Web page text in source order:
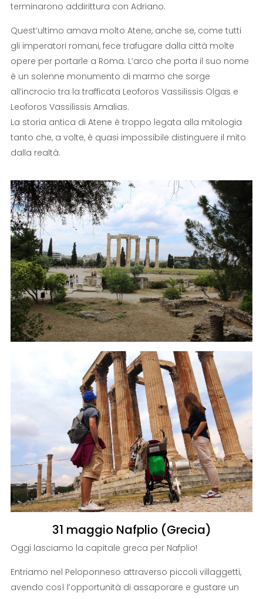
terminarono addirittura con Adriano.
Quest’ultimo amava molto Atene, anche se, come tutti
gli imperatori romani, fece trafugare dalla città molte
opere per portarle a Roma. L’arco che porta il suo nome
è un solenne monumento di marmo che sorge
all’incrocio tra la trafficata Leoforos Vassilissis Olgas e
Leoforos Vassilissis Amalias.
La storia antica di Atene è troppo legata alla mitologia
tanto che, a volte, è quasi impossibile distinguere il mito
dalla realtà.
31 maggio Nafplio (Grecia)
Oggi lasciamo la capitale greca per Nafplio!
Entriamo nel Peloponneso attraverso piccoli villaggetti,
avendo così l’opportunità di assaporare e gustare un